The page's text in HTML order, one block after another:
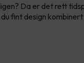
Da er det rett
fint design